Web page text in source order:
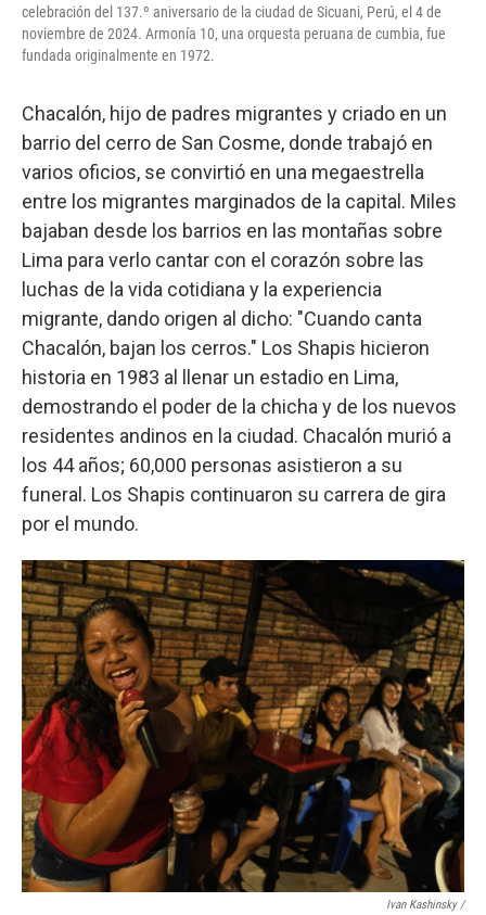
celebración del 137.º aniversario de la ciudad de Sicuani, Perú, el 4 de
noviembre de 2024. Armonía 10, una orquesta peruana de cumbia, fue
fundada originalmente en 1972.
Chacalón, hijo de padres migrantes y criado en un
barrio del cerro de San Cosme, donde trabajó en
varios oficios, se convirtió en una megaestrella
entre los migrantes marginados de la capital. Miles
bajaban desde los barrios en las montañas sobre
Lima para verlo cantar con el corazón sobre las
luchas de la vida cotidiana y la experiencia
migrante, dando origen al dicho: "Cuando canta
Chacalón, bajan los cerros." Los Shapis hicieron
historia en 1983 al llenar un estadio en Lima,
demostrando el poder de la chicha y de los nuevos
residentes andinos en la ciudad. Chacalón murió a
los 44 años; 60,000 personas asistieron a su
funeral. Los Shapis continuaron su carrera de gira
por el mundo.
Ivan Kashinsky/